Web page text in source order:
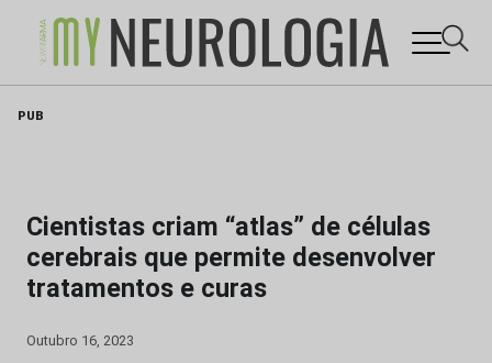
PUB
Cientistas criam “atlas” de células
cerebrais que permite desenvolver
tratamentos e curas
Outubro 16, 2023